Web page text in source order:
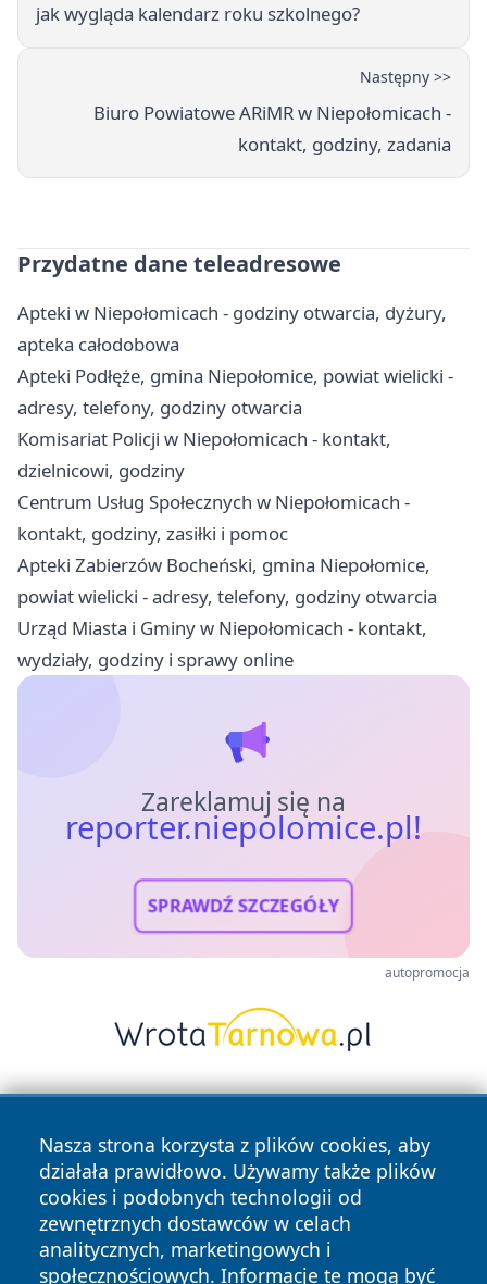
jak wygląda kalendarz roku szkolnego?
Następny >>
Biuro Powiatowe ARiMR w Niepołomicach -
kontakt, godziny, zadania
Przydatne dane teleadresowe
Apteki w Niepołomicach - godziny otwarcia, dyżury,
apteka całodobowa
Apteki Podłęże, gmina Niepołomice, powiat wielicki -
adresy, telefony, godziny otwarcia
Komisariat Policji w Niepołomicach - kontakt,
dzielnicowi, godziny
Centrum Usług Społecznych w Niepołomicach -
kontakt, godziny, zasiłki i pomoc
Apteki Zabierzów Bocheński, gmina Niepołomice,
powiat wielicki - adresy, telefony, godziny otwarcia
Urząd Miasta i Gminy w Niepołomicach - kontakt,
wydziały, godziny i sprawy online
Zareklamuj się na
reporter.niepolomice.pl!
SPRAWDŹ SZCZEGÓŁY
autopromocja
Nasza strona korzysta z plików cookies, aby
działała prawidłowo. Używamy także plików
cookies i podobnych technologii od
zewnętrznych dostawców w celach
analitycznych, marketingowych i
społecznościowych. Informacje te mogą być
Copyright © 2026 reporter.niepolomice.pl Wszystkie prawa
zastrzeżone.